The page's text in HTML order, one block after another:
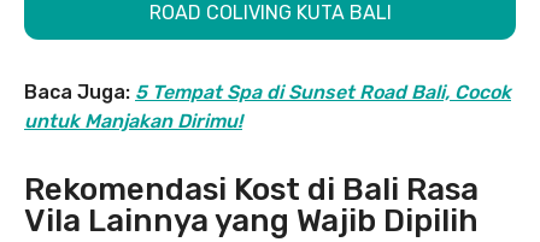
ROAD COLIVING KUTA BALI
Baca Juga: 5 Tempat Spa di Sunset Road Bali, Cocok
untuk Manjakan Dirimu!
Rekomendasi Kost di Bali Rasa
Vila Lainnya yang Wajib Dipilih